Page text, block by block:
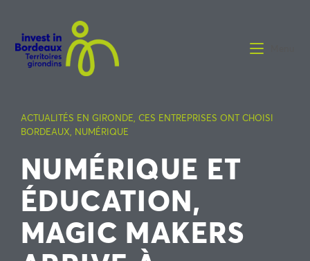
ACTUALITÉS EN GIRONDE, CES ENTREPRISES ONT CHOISI
BORDEAUX, NUMÉRIQUE
NUMÉRIQUE ET
ÉDUCATION,
MAGIC MAKERS